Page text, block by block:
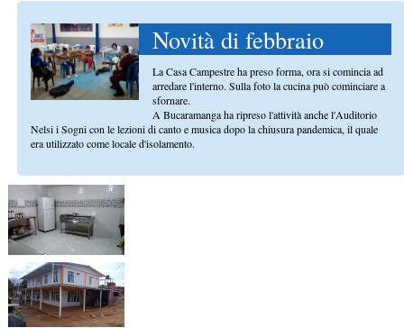
Novità di febbraio
La Casa Campestre ha preso forma, ora si comincia ad
arredare l'interno. Sulla foto la cucina può cominciare a
sfornare.
A Bucaramanga ha ripreso l'attività anche l'Auditorio
Nelsi i Sogni con le lezioni di canto e musica dopo la chiusura pandemica, il quale
era utilizzato come locale d'isolamento.